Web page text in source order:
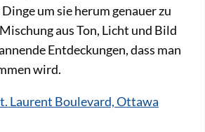
um sie herum genauer zu
aus Ton, Licht und Bild
Entdeckungen, dass man
wird.
Laurent Boulevard, Ottawa